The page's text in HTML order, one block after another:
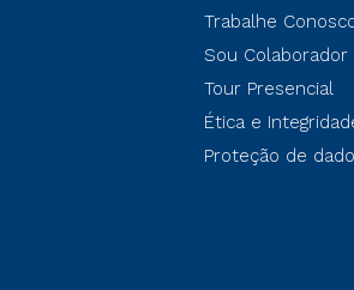
Trabalhe
Sou Colaborador
Tour Presencial
Ética e
Proteção de